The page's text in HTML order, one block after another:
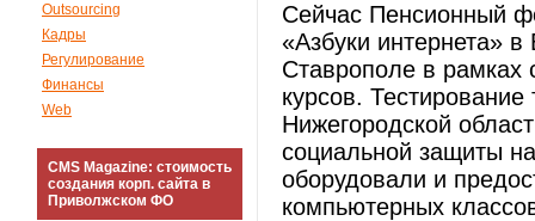
Outsourcing
Кадры
Регулирование
Финансы
Web
CMS Magazine: стоимость
создания корп. сайта в
Приволжском ФО
Сейчас Пенсионный
«Азбуки интернета»
Ставрополе в рамках
курсов.
Нижегородской
социальной защиты
оборудовали и
компьютерных